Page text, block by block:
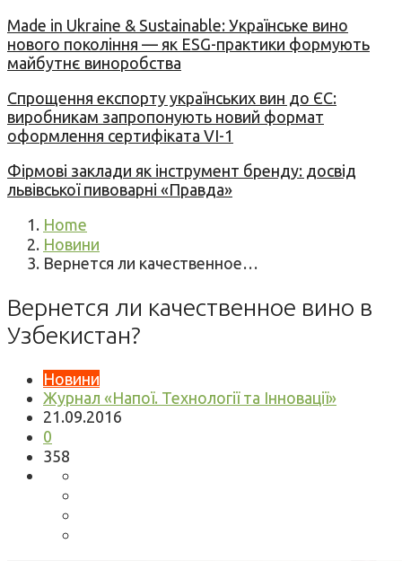
Made in Ukraine & Sustainable: Українське вино
нового покоління — як ESG-практики формують
майбутнє виноробства
Спрощення експорту українських вин до ЄС:
виробникам запропонують новий формат
оформлення сертифіката VI-1
Фірмові заклади як інструмент бренду: досвід
львівської пивоварні «Правда»
Home
Новини
Вернется ли качественное…
Вернется ли качественное вино в
Узбекистан?
Новини
Журнал «Напої. Технології та Інновації»
21.09.2016
0
358